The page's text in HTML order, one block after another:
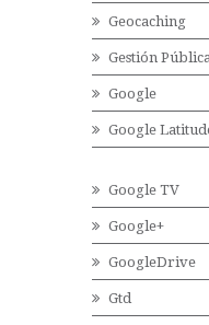
Geocaching
Gestión
Google
Google
Google TV
Google+
GoogleDrive
Gtd